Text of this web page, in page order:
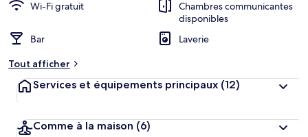
Wi-Fi gratuit
Chambres communicantes
disponibles
Bar
Laverie
Tout afficher
Services et équipements principaux (12)
Comme à la maison (6)